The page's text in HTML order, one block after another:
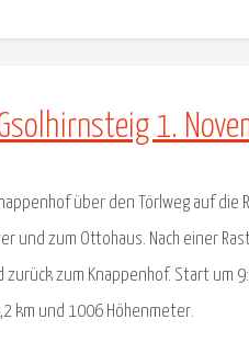
1.
über den Törlweg auf die
und zum Ottohaus. Nach einer
zum Knappenhof. Start um
km und 1006 Höhenmeter.